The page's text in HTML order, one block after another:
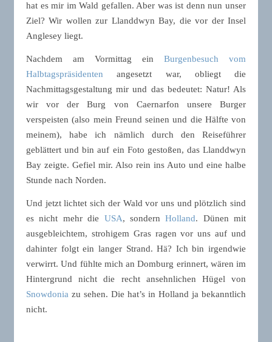
hat es mir im Wald gefallen. Aber was ist denn nun unser
Ziel? Wir wollen zur Llanddwyn Bay, die vor der Insel
Anglesey liegt.
Nachdem am Vormittag ein Burgenbesuch vom
Halbtagspräsidenten angesetzt war, obliegt die
Nachmittagsgestaltung mir und das bedeutet: Natur! Als
wir vor der Burg von Caernarfon unsere Burger
verspeisten (also mein Freund seinen und die Hälfte von
meinem), habe ich nämlich durch den Reiseführer
geblättert und bin auf ein Foto gestoßen, das Llanddwyn
Bay zeigte. Gefiel mir. Also rein ins Auto und eine halbe
Stunde nach Norden.
Und jetzt lichtet sich der Wald vor uns und plötzlich sind
es nicht mehr die USA, sondernHolland. Dünen mit
ausgebleichtem, strohigem Gras ragen vor uns auf und
dahinter folgt ein langer Strand. Hä? Ich bin irgendwie
verwirrt. Und fühlte mich an Domburg erinnert, wären im
Hintergrund nicht die recht ansehnlichen Hügel von
Snowdonia zu sehen. Die hat’s in Holland ja bekanntlich
nicht.